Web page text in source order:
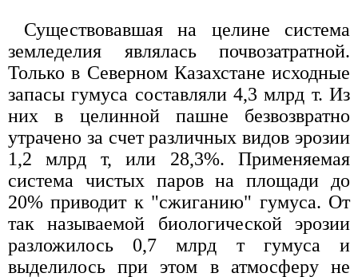
Существовавшая на целине система
земледелия являлась почвозатратной.
Только в Северном Казахстане исходные
запасы гумуса составляли 4,3 млрд т. Из
них в целинной пашне безвозвратно
утрачено за счет различных видов эрозии
1,2 млрд т, или 28,3%. Применяемая
система чистых паров на площади до
20% приводит к "сжиганию" гумуса. От
так называемой биологической эрозии
разложилось 0,7 млрд т гумуса и
выделилось при этом в атмосферу не